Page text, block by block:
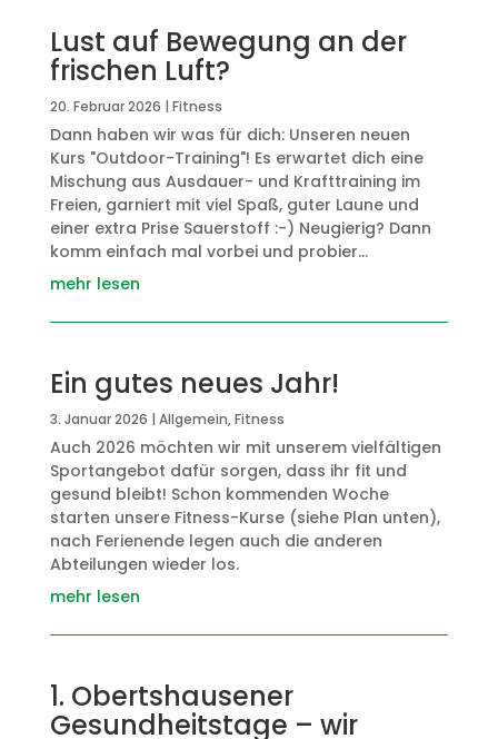
Lust auf Bewegung an der
frischen Luft?
20. Februar 2026 | Fitness
Dann haben wir was für dich: Unseren neuen
Kurs "Outdoor-Training"! Es erwartet dich eine
Mischung aus Ausdauer- und Krafttraining im
Freien, garniert mit viel Spaß, guter Laune und
einer extra Prise Sauerstoff :-) Neugierig? Dann
komm einfach mal vorbei und probier...
mehr lesen
Ein gutes neues Jahr!
3. Januar 2026 | Allgemein,Fitness
Auch 2026 möchten wir mit unserem vielfältigen
Sportangebot dafür sorgen, dass ihr fit und
gesund bleibt! Schon kommenden Woche
starten unsere Fitness-Kurse (siehe Plan unten),
nach Ferienende legen auch die anderen
Abteilungen wieder los.
mehr lesen
1. Obertshausener
Gesundheitstage – wir